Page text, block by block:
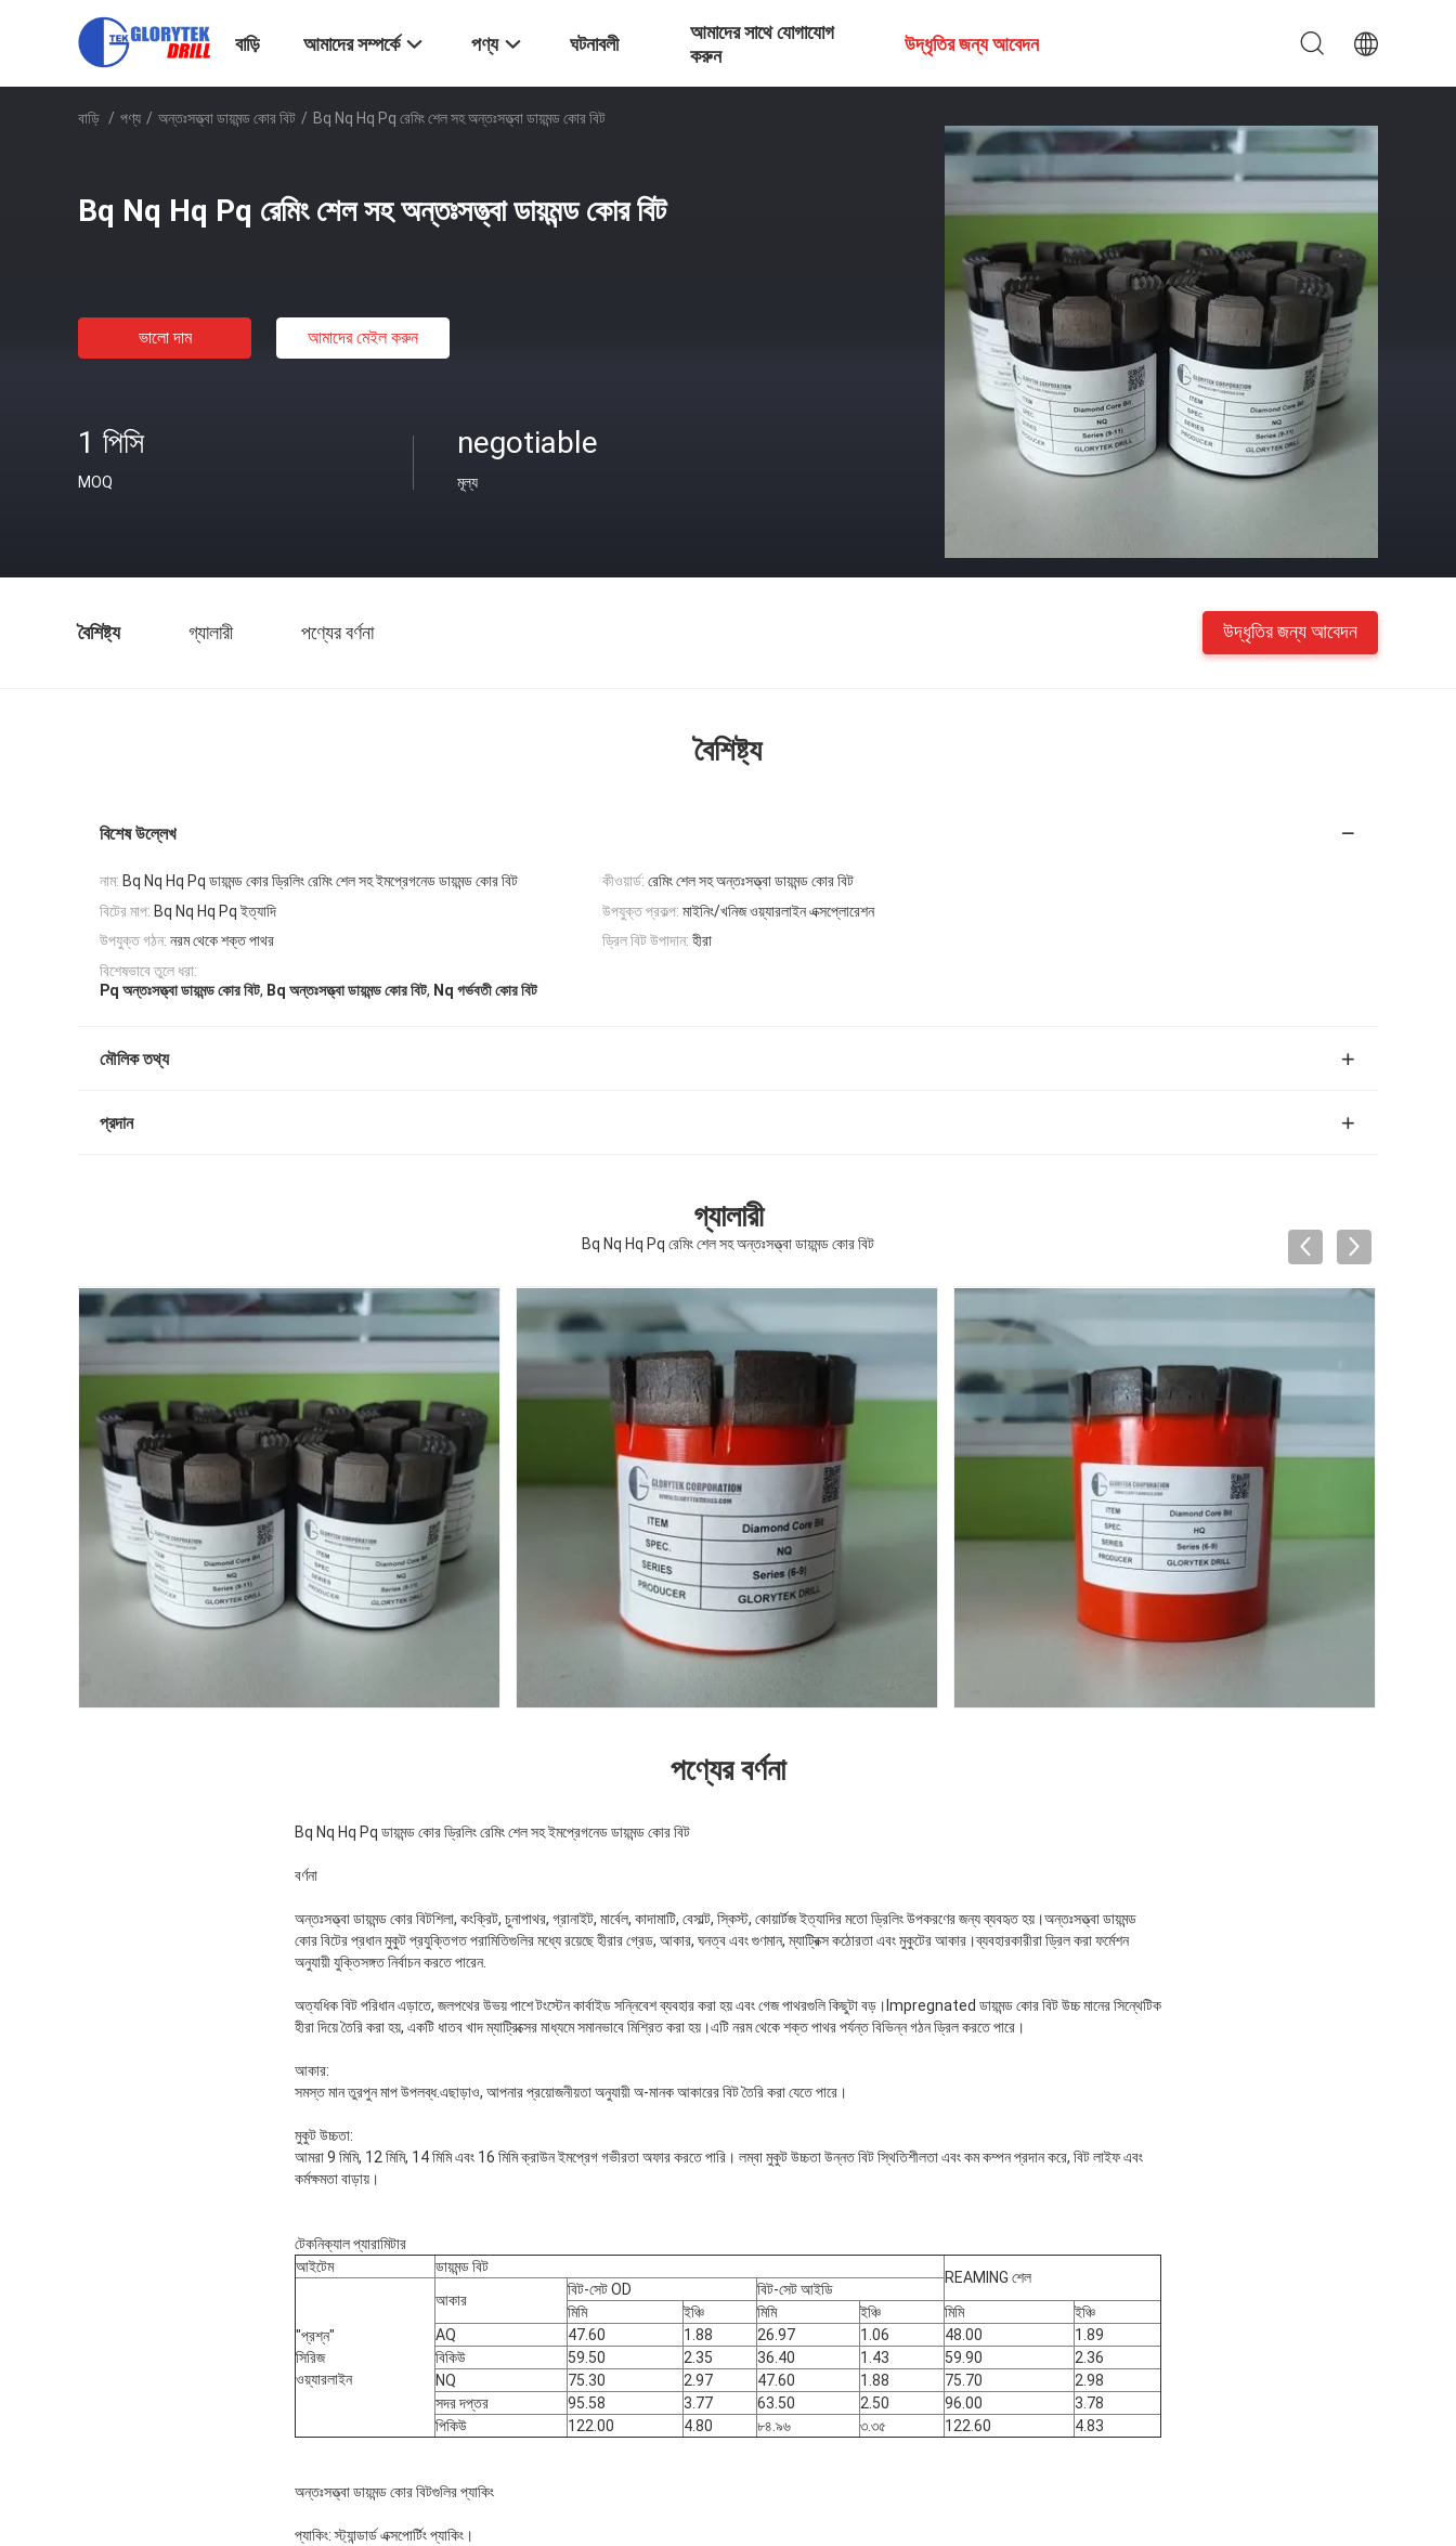
বাড়ি আমাদের সম্পর্কে পণ্য ঘটনাবলী
আমাদের সাথে যোগাযোগ
করুন
উদ্ধৃতির জন্য আবেদন
বাড়ি / পণ্য / অন্তঃসত্ত্বা ডায়মন্ড কোর বিট / Bq Nq Hq Pq রেমিং শেল সহ অন্তঃসত্ত্বা ডায়মন্ড কোর বিট
Bq Nq Hq Pq রেমিং শেল সহ অন্তঃসত্ত্বা ডায়মন্ড কোর বিট
ভালো দাম আমাদের মেইল ​​করুন
1 পিসি
MOQ
negotiable
মূল্য
বৈশিষ্ট্য গ্যালারী পণ্যের বর্ণনা উদ্ধৃতির জন্য আবেদন
বৈশিষ্ট্য
বিশেষ উল্লেখ
নাম: Bq Nq Hq Pq ডায়মন্ড কোর ড্রিলিং রেমিং শেল সহ ইমপ্রেগনেড ডায়মন্ড কোর বিট কীওয়ার্ড: রেমিং শেল সহ অন্তঃসত্ত্বা ডায়মন্ড কোর বিট
বিটের মাপ: Bq Nq Hq Pq ইত্যাদি উপযুক্ত প্রকল্প: মাইনিং/খনিজ ওয়্যারলাইন এক্সপ্লোরেশন
উপযুক্ত গঠন: নরম থেকে শক্ত পাথর ড্রিল বিট উপাদান: হীরা
বিশেষভাবে তুলে ধরা:
Pq অন্তঃসত্ত্বা ডায়মন্ড কোর বিট, Bq অন্তঃসত্ত্বা ডায়মন্ড কোর বিট, Nq গর্ভবতী কোর বিট
মৌলিক তথ্য
প্রদান
গ্যালারী
Bq Nq Hq Pq রেমিং শেল সহ অন্তঃসত্ত্বা ডায়মন্ড কোর বিট
পণ্যের বর্ণনা
Bq Nq Hq Pq ডায়মন্ড কোর ড্রিলিং রেমিং শেল সহ ইমপ্রেগনেড ডায়মন্ড কোর বিট
বর্ণনা
অন্তঃসত্ত্বা ডায়মন্ড কোর বিটশিলা, কংক্রিট, চুনাপাথর, গ্রানাইট, মার্বেল, কাদামাটি, বেসাল্ট, স্কিস্ট, কোয়ার্টজ ইত্যাদির মতো ড্রিলিং উপকরণের জন্য ব্যবহৃত হয়।অন্তঃসত্ত্বা ডায়মন্ড
কোর বিটের প্রধান মুকুট প্রযুক্তিগত পরামিতিগুলির মধ্যে রয়েছে হীরার গ্রেড, আকার, ঘনত্ব এবং গুণমান, ম্যাট্রিক্স কঠোরতা এবং মুকুটের আকার।ব্যবহারকারীরা ড্রিল করা ফর্মেশন
অনুযায়ী যুক্তিসঙ্গত নির্বাচন করতে পারেন.
অত্যধিক বিট পরিধান এড়াতে, জলপথের উভয় পাশে টংস্টেন কার্বাইড সন্নিবেশ ব্যবহার করা হয় এবং গেজ পাথরগুলি কিছুটা বড়।Impregnated ডায়মন্ড কোর বিট উচ্চ মানের সিন্থেটিক
হীরা দিয়ে তৈরি করা হয়, একটি ধাতব খাদ ম্যাট্রিক্সের মাধ্যমে সমানভাবে মিশ্রিত করা হয়।এটি নরম থেকে শক্ত পাথর পর্যন্ত বিভিন্ন গঠন ড্রিল করতে পারে।
আকার:
সমস্ত মান তুরপুন মাপ উপলব্ধ.এছাড়াও, আপনার প্রয়োজনীয়তা অনুযায়ী অ-মানক আকারের বিট তৈরি করা যেতে পারে।
মুকুট উচ্চতা:
আমরা 9 ​​মিমি, 12 মিমি, 14 মিমি এবং 16 মিমি ক্রাউন ইমপ্রেগ গভীরতা অফার করতে পারি। লম্বা মুকুট উচ্চতা উন্নত বিট স্থিতিশীলতা এবং কম কম্পন প্রদান করে, বিট লাইফ এবং
কর্মক্ষমতা বাড়ায়।
টেকনিক্যাল প্যারামিটার
আইটেম
ডায়মন্ড বিট
REAMING শেল
"প্রশ্ন"
সিরিজ
ওয়্যারলাইন
আকার
বিট-সেট OD
বিট-সেট আইডি
মিমি
ইঞ্চি মিমি ইঞ্চি মিমি
ইঞ্চি
AQ
47.60 1.88 26.97 1.06 48.00
1.89
বিকিউ
59.50 2.35 36.40 1.43 59.90
2.36
NQ
75.30 2.97 47.60 1.88 75.70
2.98
সদর দপ্তর
95.58 3.77 63.50 2.50 96.00
3.78
পিকিউ
122.00 4.80 ৮৪.৯৬ ৩.৩৫ 122.60 4.83
অন্তঃসত্ত্বা ডায়মন্ড কোর বিটগুলির প্যাকিং
প্যাকিং: স্ট্যান্ডার্ড এক্সপোর্টিং প্যাকিং।